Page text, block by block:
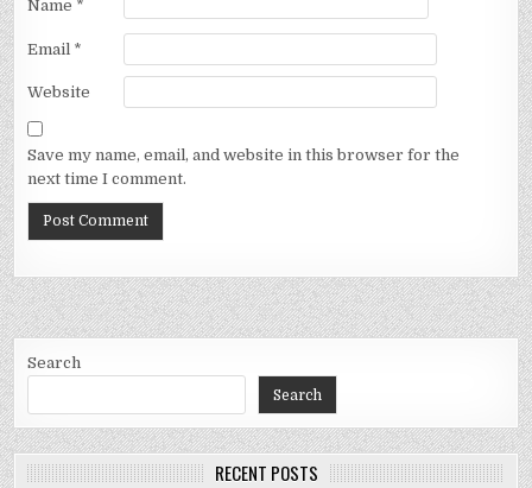
Name *
Email *
Website
Save my name, email, and website in this browser for the
next time I comment.
Search
Search
RECENT POSTS